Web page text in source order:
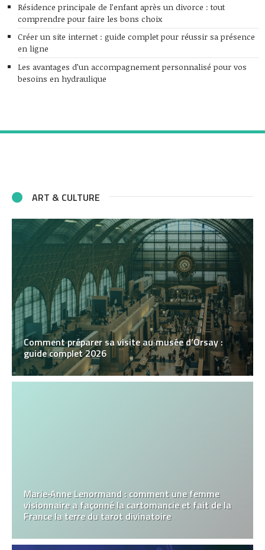
Résidence principale de l’enfant après un divorce : tout
comprendre pour faire les bons choix
Créer un site internet : guide complet pour réussir sa présence
en ligne
Les avantages d’un accompagnement personnalisé pour vos
besoins en hydraulique
ART & CULTURE
Comment préparer sa visite au musée d’Orsay :
guide complet 2026
Marie‑Anne Lenormand : comment une femme
visionnaire a façonné la cartomancie et fait de la
France la terre du tarot divinatoire